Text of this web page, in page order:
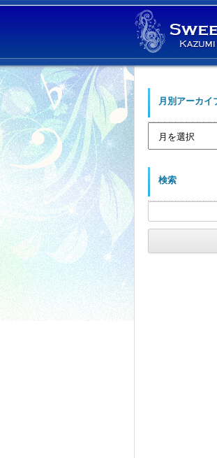
月別アーカイ
月
カ
検索
検